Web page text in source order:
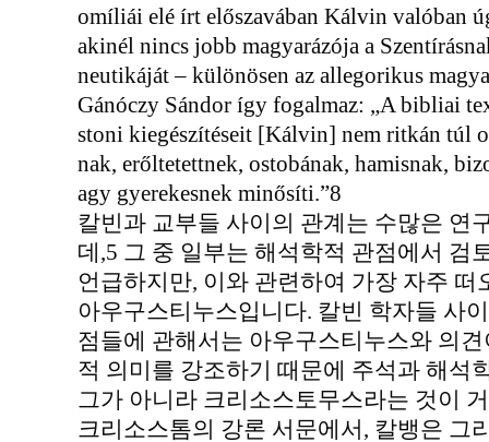
omíliái elé írt előszavában Kálvin valóban
akinél nincs jobb magyarázója a
neutikáját – különösen az allegorikus
Gánóczy Sándor így fogalmaz: „A bibliai
stoni kiegészítéseit [Kálvin] nem ritkán túl
nak, erőltetettnek, ostobának, hamisnak,
agy gyerekesnek minősíti.”8
칼빈과 교부들 사이의 관계는 수많은 연
데,5 그 중 일부는 해석학적 관점에서 검
언급하지만, 이와 관련하여 가장 자주
아우구스티누스입니다. 칼빈 학자들 사
점들에 관해서는 아우구스티누스와 의
적 의미를 강조하기 때문에 주석과 해석
그가 아니라 크리소스토무스라는 것이
크리소스톰의 강론 서문에서, 칼뱅은 그